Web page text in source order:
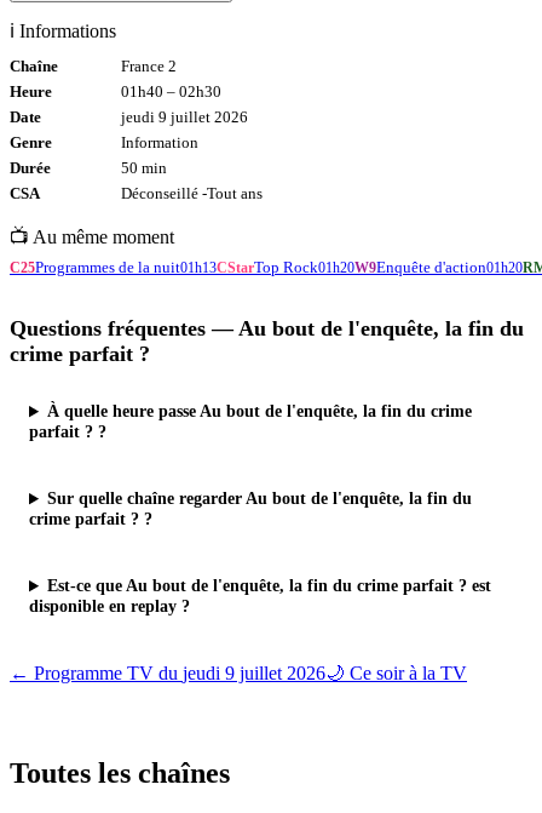
ℹ️ Informations
Chaîne
France 2
Heure
01h40 – 02h30
Date
jeudi 9 juillet 2026
Genre
Information
Durée
50 min
CSA
Déconseillé -Tout ans
📺 Au même moment
C25Programmes de la nuit01h13CStarTop Rock01h20W9Enquête d'action01h20
Questions fréquentes —Au bout de l'enquête, la fin du
crime parfait ?
À quelle heure passe Au bout de l'enquête, la fin du crime
parfait ? ?
Sur quelle chaîne regarder Au bout de l'enquête, la fin du
crime parfait ? ?
Est-ce que Au bout de l'enquête, la fin du crime parfait ? est
disponible en replay ?
← Programme TV du jeudi 9 juillet 2026🌙 Ce soir à la TV
Toutes les chaînes